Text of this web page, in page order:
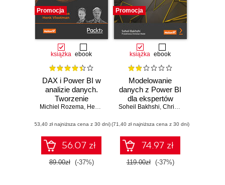
Promocja
książka ebook
DAX i Power BI w
analizie danych.
Tworzenie
zaawansowanych i
dla biznesu
Michiel Rozema, Henk Vlootman
(53,40 zł najniższa cena z 30 dni)
56.07 zł
89.00zł (-37%)
Promocja
książka ebook
Modelowanie
danych z Power BI
dla ekspertów
analityki. Jak w
możliwości Power
BI
Soheil Bakhshi, Christian Wade
(71,40 zł najniższa cena z 30 dni)
74.97 zł
119.00zł (-37%)